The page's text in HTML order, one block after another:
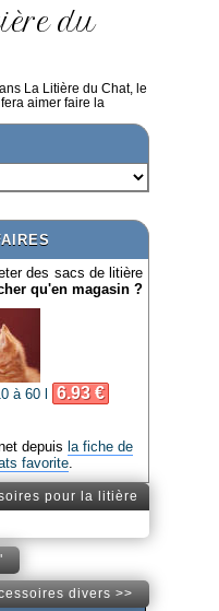
du
La Litière du Chat, le
aimer faire la
des sacs de litière
qu'en magasin ?
à 60 l 6.93 €
depuis la fiche de
favorite.
pour la litière
divers >>